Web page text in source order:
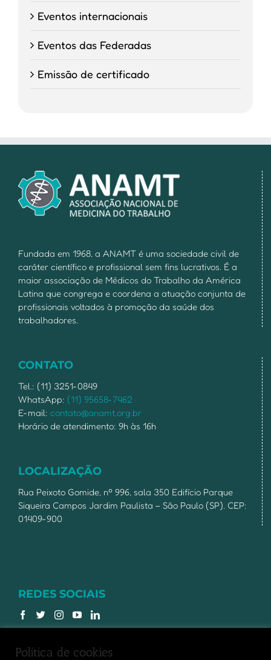
Eventos internacionais
Eventos das Federadas
Emissão de certificado
Fundada em 1968, a ANAMT é uma sociedade civil de
caráter científico e profissional sem fins lucrativos. É a
maior associação de Médicos do Trabalho da América
Latina que congrega e coordena a atuação conjunta de
profissionais voltados à promoção da saúde dos
trabalhadores.
CONTATO
Tel.: (11) 3251-0849
WhatsApp: (11) 95658-7462
E-mail: contato@anamt.org.br
Horário de atendimento: 9h às 16h
LOCALIZAÇÃO
Rua Peixoto Gomide, nº 996, sala 350 Edifício Parque
Siqueira Campos Jardim Paulista – São Paulo (SP). CEP:
01409-900
REDES SOCIAIS
Política de cookies